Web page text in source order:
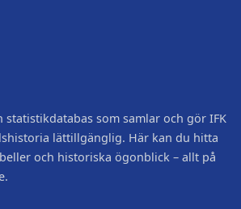
statistikdatabas som samlar och gör IFK
lättillgänglig. Här kan du hitta
och historiska ögonblick – allt på